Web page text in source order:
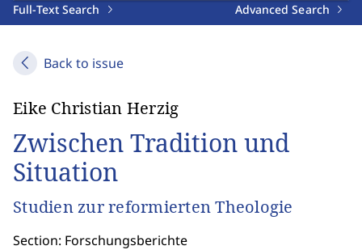
Full-Text Search Advanced Search
Back to issue
Eike Christian Herzig
Zwischen Tradition und
Situation
Studien zur reformierten Theologie
Section: Forschungsberichte